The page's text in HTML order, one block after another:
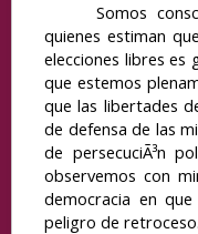
Somos
quienes estiman
elecciones libres es
que estemos
que las libertades
de defensa de las
de persecuciÃ³n
observemos con
democracia en
peligro de retroceso.